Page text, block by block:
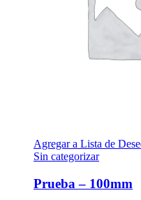
Agregar a Lista de
Sin categorizar
Prueba – 100mm